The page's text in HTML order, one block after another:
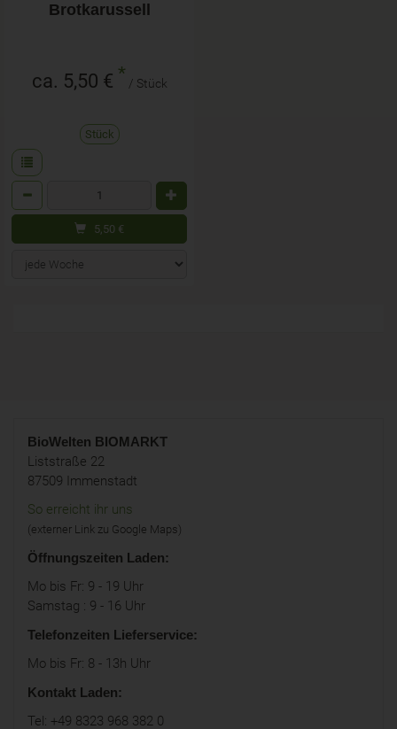
Brotkarussell
ca. 5,50 € * / Stück
Stück
5,50 €
BioWelten BIOMARKT
Liststraße 22
87509 Immenstadt
So erreicht ihr uns
(externer Link zu Google Maps)
Öffnungszeiten Laden:
Mo bis Fr: 9 - 19 Uhr
Samstag : 9 - 16 Uhr
Telefonzeiten Lieferservice:
Mo bis Fr: 8 - 13h Uhr
Kontakt Laden:
Tel: +49 8323 968 382 0